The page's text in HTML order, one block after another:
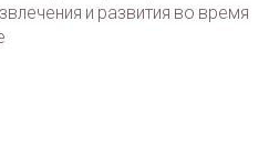
и развития во время